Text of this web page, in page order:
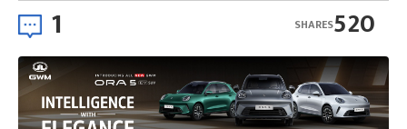
1 520
SHARES